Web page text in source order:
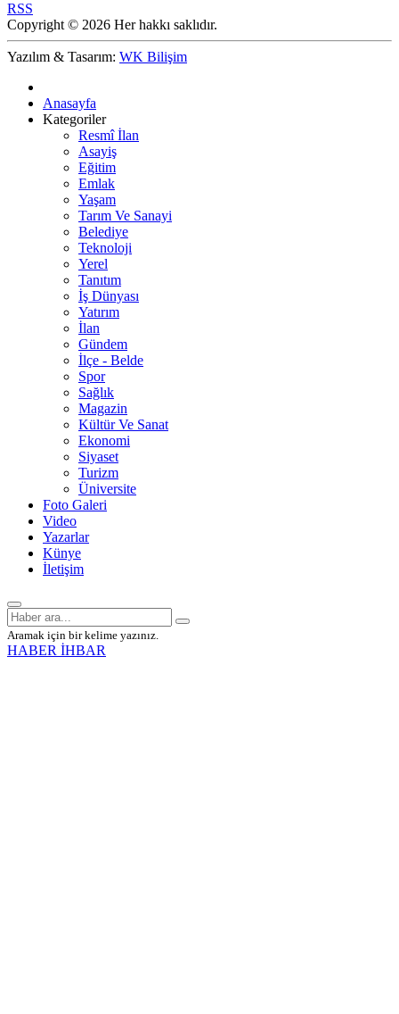
RSS
Copyright © 2026 Her hakkı saklıdır.
Yazılım & Tasarım: WK Bilişim
Anasayfa
Kategoriler
Resmî İlan
Asayiş
Eğitim
Emlak
Yaşam
Tarım Ve Sanayi
Belediye
Teknoloji
Yerel
Tanıtım
İş Dünyası
Yatırım
İlan
Gündem
İlçe - Belde
Spor
Sağlık
Magazin
Kültür Ve Sanat
Ekonomi
Siyaset
Turizm
Üniversite
Foto Galeri
Video
Yazarlar
Künye
İletişim
Aramak için bir kelime yazınız.
HABER İHBAR